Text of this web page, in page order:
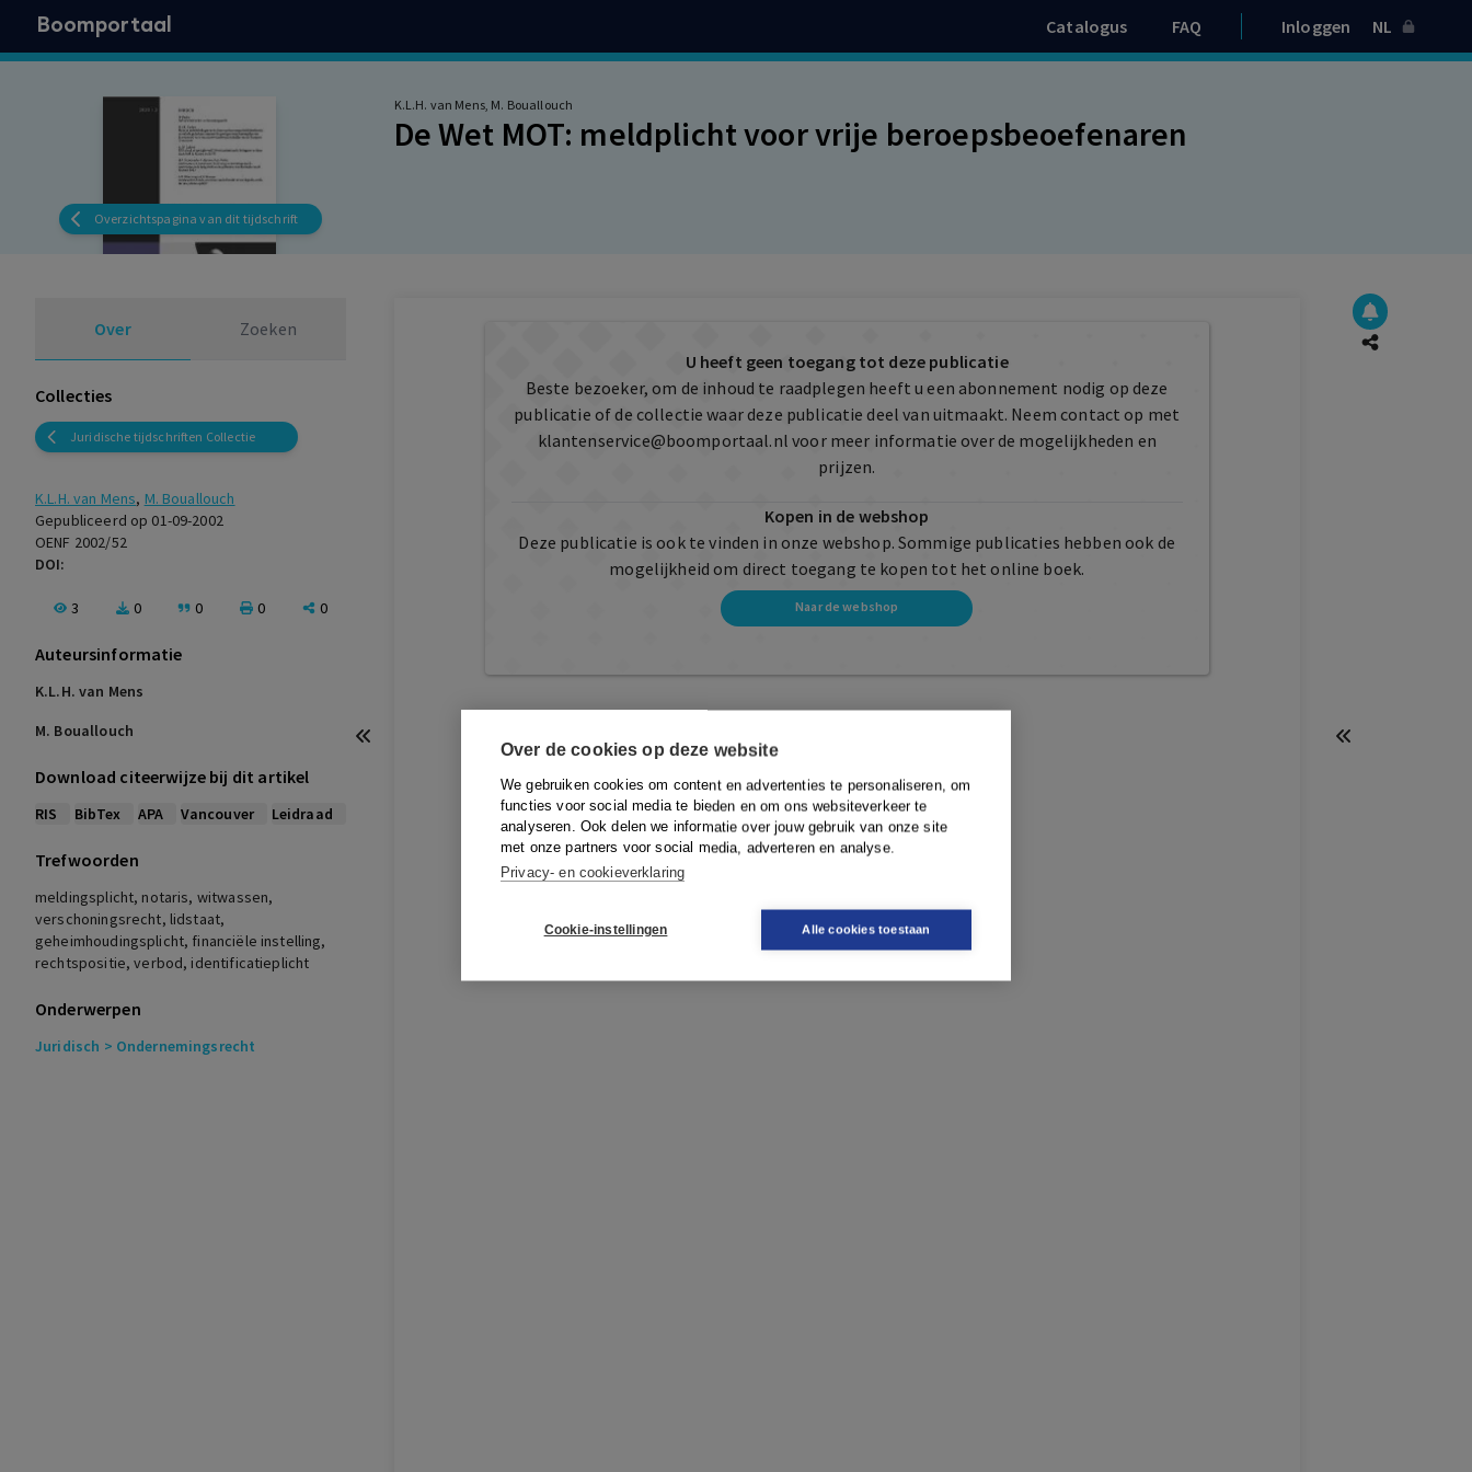
Over de cookies op deze website
We gebruiken cookies om content en advertenties te personaliseren, om
functies voor social media te bieden en om ons websiteverkeer te
analyseren. Ook delen we informatie over jouw gebruik van onze site
met onze partners voor social media, adverteren en analyse.
Privacy- en cookieverklaring
Cookie-instellingen Alle cookies toestaan
Boomportaal Catalogus FAQ Inloggen NL
Overzichtspagina van dit tijdschrift
K.L.H. van Mens, M. Bouallouch
De Wet MOT: meldplicht voor vrije beroepsbeoefenaren
Over Zoeken
Collecties
Juridische tijdschriften Collectie
K.L.H. van Mens, M. Bouallouch
Gepubliceerd op 01-09-2002
OENF 2002/52
DOI:
3 0 0 0 0
Auteursinformatie
K.L.H. van Mens
M. Bouallouch
Download citeerwijze bij dit artikel
RIS BibTex APA Vancouver Leidraad
Trefwoorden
meldingsplicht, notaris, witwassen,
verschoningsrecht, lidstaat,
geheimhoudingsplicht, financiële instelling,
rechtspositie, verbod, identificatieplicht
Onderwerpen
Juridisch > Ondernemingsrecht
U heeft geen toegang tot deze publicatie
Beste bezoeker, om de inhoud te raadplegen heeft u een abonnement nodig op deze
publicatie of de collectie waar deze publicatie deel van uitmaakt. Neem contact op met
klantenservice@boomportaal.nl voor meer informatie over de mogelijkheden en
prijzen.
Kopen in de webshop
Deze publicatie is ook te vinden in onze webshop. Sommige publicaties hebben ook de
mogelijkheid om direct toegang te kopen tot het online boek.
Naar de webshop